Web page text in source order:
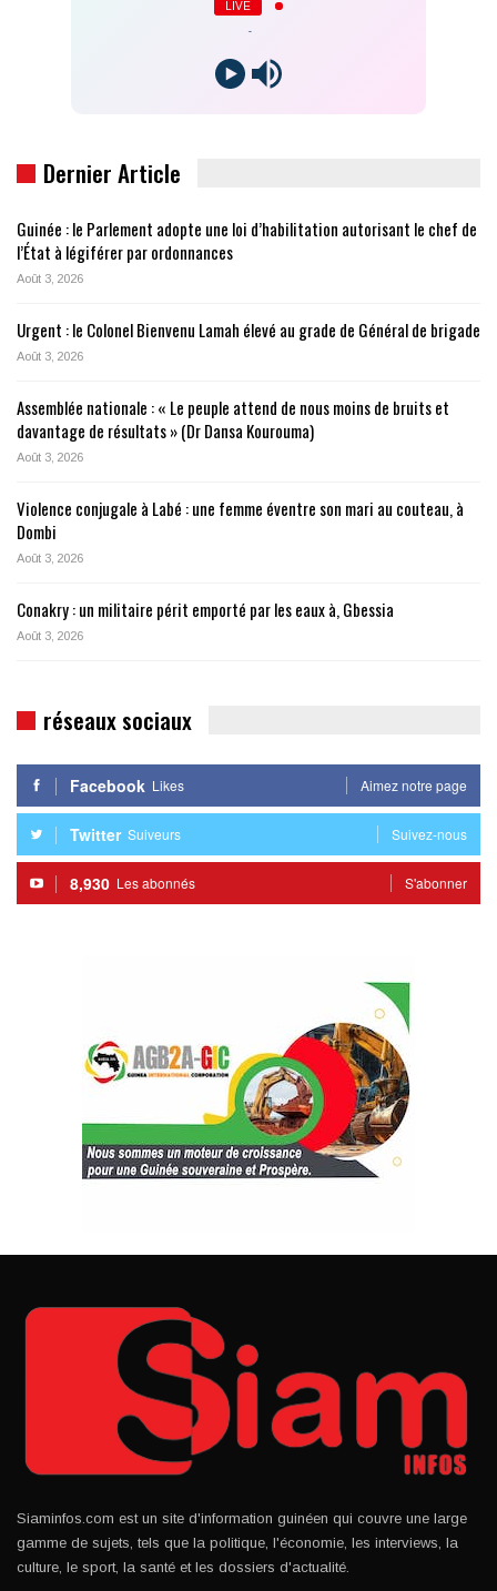
LIVE
Dernier Article
Guinée : le Parlement adopte une loi d’habilitation autorisant le chef de
l’État à légiférer par ordonnances
Août 3, 2026
Urgent : le Colonel Bienvenu Lamah élevé au grade de Général de brigade
Août 3, 2026
Assemblée nationale : « Le peuple attend de nous moins de bruits et
davantage de résultats » (Dr Dansa Kourouma)
Août 3, 2026
Violence conjugale à Labé : une femme éventre son mari au couteau, à
Dombi
Août 3, 2026
Conakry : un militaire périt emporté par les eaux à, Gbessia
Août 3, 2026
réseaux sociaux
Facebook Likes Aimez notre page
Twitter Suiveurs Suivez-nous
8,930 Les abonnés S'abonner
Siaminfos.com est un site d'information guinéen qui couvre une large
gamme de sujets, tels que la politique, l'économie, les interviews, la
culture, le sport, la santé et les dossiers d'actualité.